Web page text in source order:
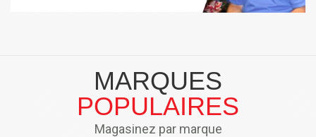
MARQUES
POPULAIRES
Magasinez par marque